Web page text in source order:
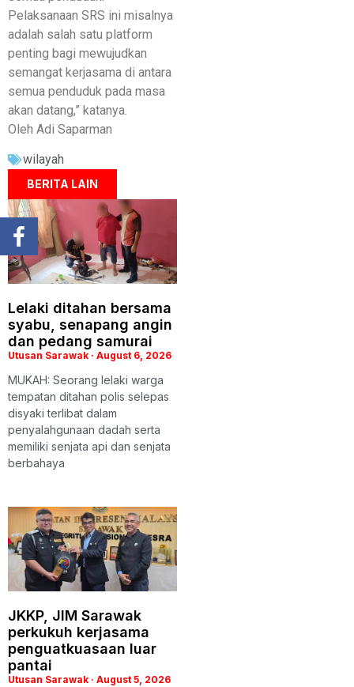
Pelaksanaan SRS ini misalnya
adalah salah satu platform
penting bagi mewujudkan
semangat kerjasama di antara
semua penduduk pada masa
akan datang,” katanya.
Oleh Adi Saparman
wilayah
BERITA LAIN
Lelaki ditahan bersama
syabu, senapang angin
dan pedang samurai
Utusan Sarawak August 6, 2026
MUKAH: Seorang lelaki warga
tempatan ditahan polis selepas
disyaki terlibat dalam
penyalahgunaan dadah serta
memiliki senjata api dan senjata
berbahaya
JKKP, JIM Sarawak
perkukuh kerjasama
penguatkuasaan luar
pantai
Utusan Sarawak August 5, 2026